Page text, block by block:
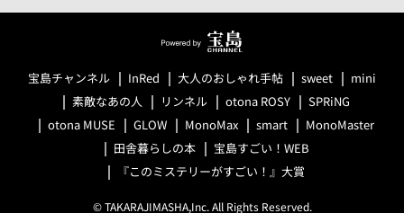
宝島チャンネル InRed 大人のおしゃれ手帖 sweet
mini
素敵なあの人
リンネル otona ROSY
SPRiNG
otona MUSE
GLOW MonoMax smart
MonoMaster
田舎暮らしの本
宝島すごい！WEB
『このミステリーがすごい！』大賞
© TAKARAJIMASHA,Inc. All Rights Reserved.